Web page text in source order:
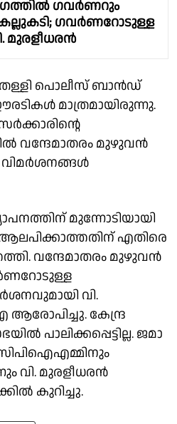
ഗവർണറും
ഗവർണറോടുള്ള
മുരളീധരൻ
പൊലീസ് ബാൻഡ്
മാത്രമായിരുന്നു.
വന്ദേമാതരം മുഴുവൻ
വിമർശനങ്ങൾ
മുന്നോടിയായി
എതിരെ
വന്ദേമാതരം മുഴുവൻ
വി.
കേന്ദ്ര
പാലിക്കപ്പെട്ടില്ല. ജമാ
വി. മുരളീധരൻ
കുറിച്ചു.